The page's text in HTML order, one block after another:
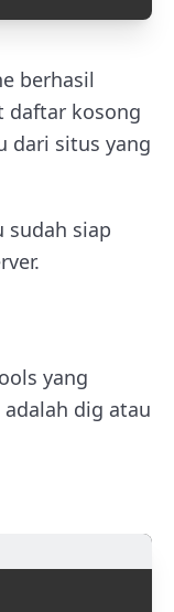
berhasil
daftar kosong
dari situs yang
sudah siap
yang
dig atau